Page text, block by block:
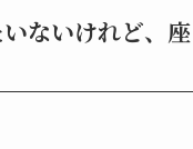
いないけれど、